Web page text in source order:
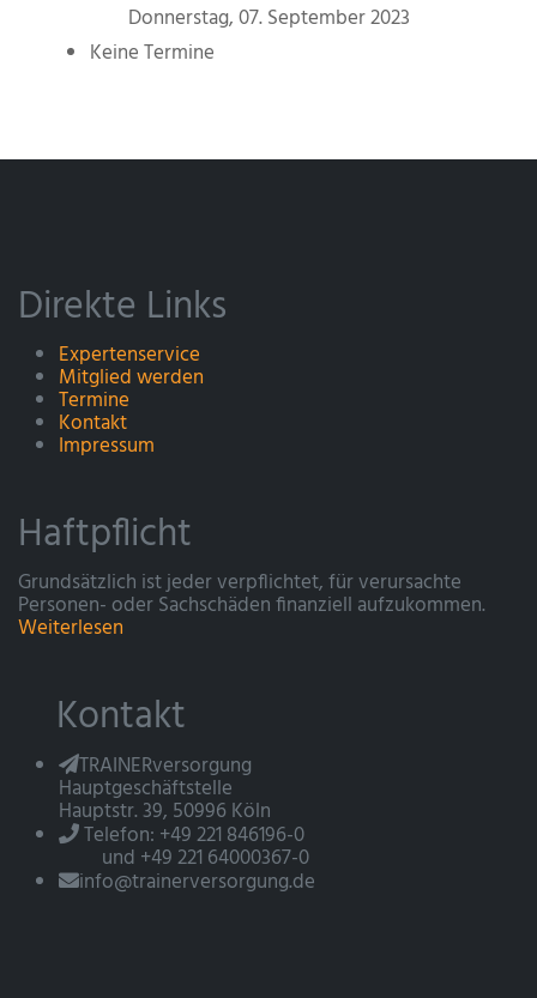
Donnerstag, 07. September 2023
Keine Termine
Direkte Links
Expertenservice
Mitglied werden
Termine
Kontakt
Impressum
Haftpflicht
Grundsätzlich ist jeder verpflichtet, für verursachte
Personen- oder Sachschäden finanziell aufzukommen.
Weiterlesen
Kontakt
TRAINERversorgung
Hauptgeschäftstelle
Hauptstr. 39, 50996 Köln
Telefon: +49 221 846196-0
und +49 221 64000367-0
info@trainerversorgung.de